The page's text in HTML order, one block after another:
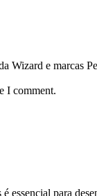
Wizard e marcas
I comment.
essencial para